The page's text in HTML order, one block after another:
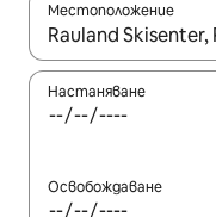
Местоположение
Когато
Настаняване
Освобождаване